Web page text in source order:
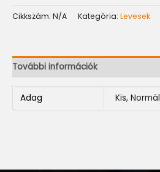
Cikkszám: N/A Kategória: Levesek
További információk
Adag Kis, Normál